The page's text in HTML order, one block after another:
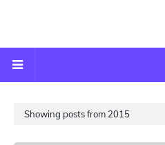
Showing posts from 2015